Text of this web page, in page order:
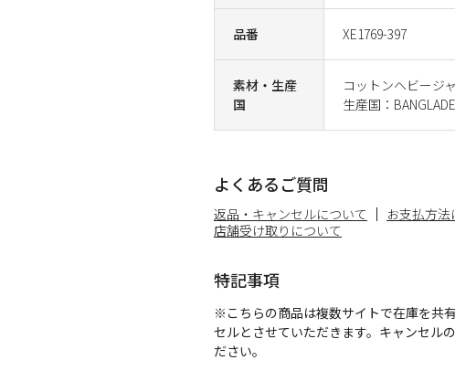
品番 XE1769-397
素材・生産
国
コットンヘビージ
生産国：
よくあるご質問
返品・キャンセルについて お支払方法
店舗受け取りについて
特記事項
※こちらの商品は複数サイトで在庫を共
セルとさせていただきます。キャンセル
ださい。